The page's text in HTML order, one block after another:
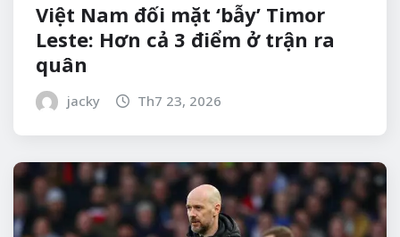
Việt Nam đối mặt ‘bẫy’ Timor
Leste: Hơn cả 3 điểm ở trận ra
quân
jacky Th7 23, 2026